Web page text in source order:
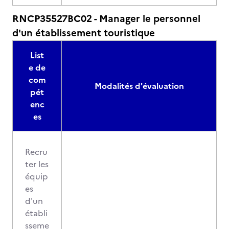
RNCP35527BC02 - Manager le personnel
d'un établissement touristique
List
e de
com
pét
enc
es
Modalités d'évaluation
Recru
ter les
équip
es
d'un
établi
sseme